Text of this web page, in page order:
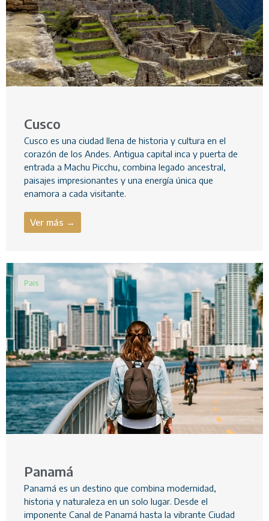
Cusco
Cusco es una ciudad llena de historia y cultura en el
corazón de los Andes. Antigua capital inca y puerta de
entrada a Machu Picchu, combina legado ancestral,
paisajes impresionantes y una energía única que
enamora a cada visitante.
Ver más →
Pais
Panamá
Panamá es un destino que combina modernidad,
historia y naturaleza en un solo lugar. Desde el
imponente Canal de Panamá hasta la vibrante Ciudad